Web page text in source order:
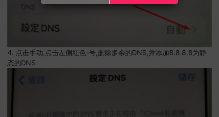
4. 点击手动,点击左侧红色-号,删除多余的DNS,并添加8.8.8.8为静
态的DNS